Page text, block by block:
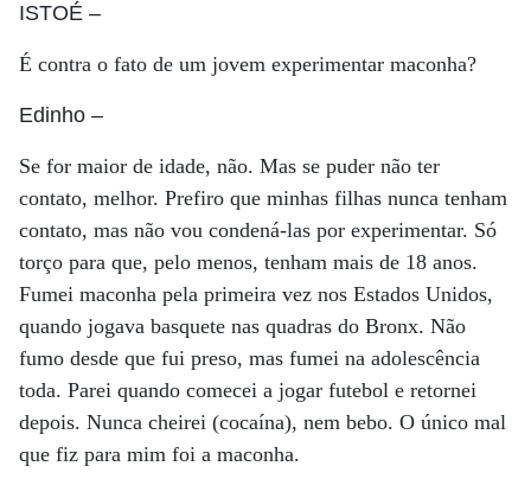
ISTOÉ –
É contra o fato de um jovem experimentar maconha?
Edinho –
Se for maior de idade, não. Mas se puder não ter
contato, melhor. Prefiro que minhas filhas nunca tenham
contato, mas não vou condená-las por experimentar. Só
torço para que, pelo menos, tenham mais de 18 anos.
Fumei maconha pela primeira vez nos Estados Unidos,
quando jogava basquete nas quadras do Bronx. Não
fumo desde que fui preso, mas fumei na adolescência
toda. Parei quando comecei a jogar futebol e retornei
depois. Nunca cheirei (cocaína), nem bebo. O único mal
que fiz para mim foi a maconha.